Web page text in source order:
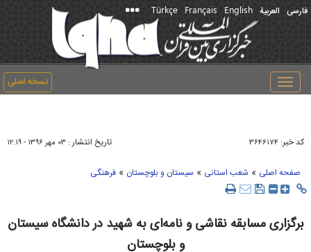
فارسی العربیة English
Français
Türkçe
نسخه اصلی
Toggle
navigation
کد خبر: ۳۶۴۶۱۷۴ تاریخ انتشار : ۰۳ مهر ۱۳۹۶ - ۱۲:۱۹
صفحه اصلی » شعب استانی » سیستان و بلوچستان » فرهنگی
برگزاری مسابقه نقاشی و نامه‌ای به شهید در دانشگاه سیستان
و بلوچستان